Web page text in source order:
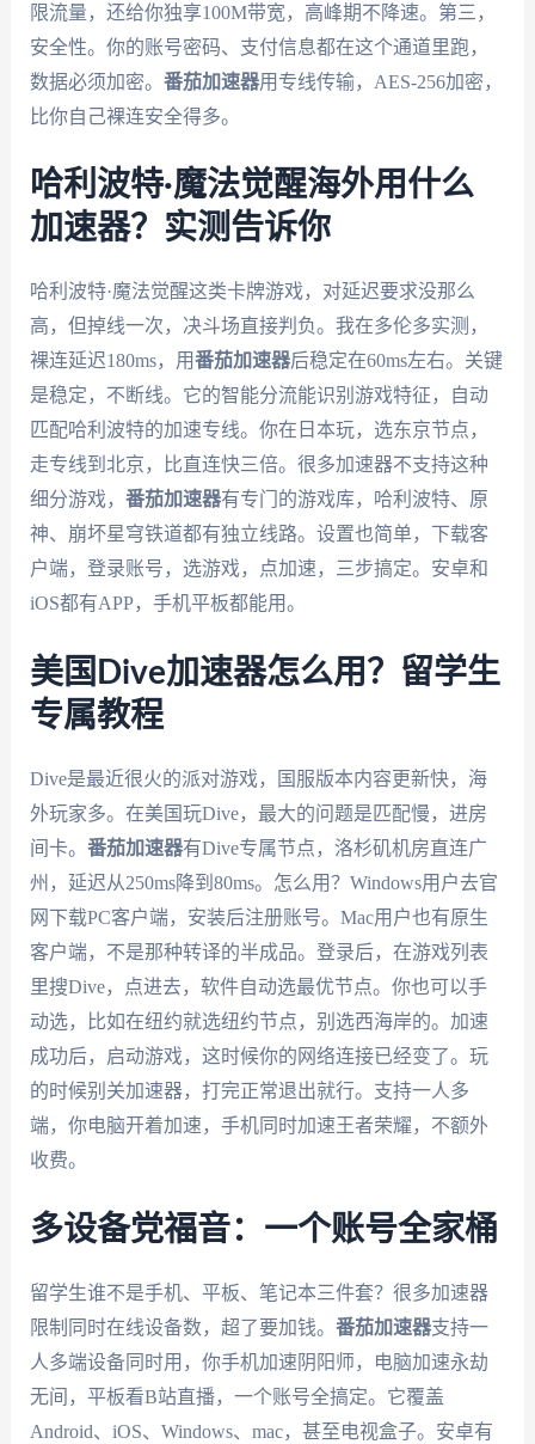
限流量，还给你独享100M带宽，高峰期不降速。第三，
安全性。你的账号密码、支付信息都在这个通道里跑，
数据必须加密。 番茄加速器用专线传输，AES-256加密，
比你自己裸连安全得多。
哈利波特·魔法觉醒海外用什么
加速器？实测告诉你
哈利波特·魔法觉醒这类卡牌游戏，对延迟要求没那么
高，但掉线一次，决斗场直接判负。我在多伦多实测，
裸连延迟180ms，用番茄加速器后稳定在60ms左右。关键
是稳定，不断线。它的智能分流能识别游戏特征，自动
匹配哈利波特的加速专线。你在日本玩，选东京节点，
走专线到北京，比直连快三倍。很多加速器不支持这种
细分游戏， 番茄加速器有专门的游戏库，哈利波特、原
神、崩坏星穹铁道都有独立线路。设置也简单，下载客
户端，登录账号，选游戏，点加速，三步搞定。安卓和
iOS都有APP，手机平板都能用。
美国Dive加速器怎么用？留学生
专属教程
Dive是最近很火的派对游戏，国服版本内容更新快，海
外玩家多。在美国玩Dive，最大的问题是匹配慢，进房
间卡。 番茄加速器有Dive专属节点，洛杉矶机房直连广
州，延迟从250ms降到80ms。怎么用？Windows用户去官
网下载PC客户端，安装后注册账号。Mac用户也有原生
客户端，不是那种转译的半成品。登录后，在游戏列表
里搜Dive，点进去，软件自动选最优节点。你也可以手
动选，比如在纽约就选纽约节点，别选西海岸的。加速
成功后，启动游戏，这时候你的网络连接已经变了。玩
的时候别关加速器，打完正常退出就行。支持一人多
端，你电脑开着加速，手机同时加速王者荣耀，不额外
收费。
多设备党福音：一个账号全家桶
留学生谁不是手机、平板、笔记本三件套？很多加速器
限制同时在线设备数，超了要加钱。 番茄加速器支持一
人多端设备同时用，你手机加速阴阳师，电脑加速永劫
无间，平板看B站直播，一个账号全搞定。它覆盖
Android、iOS、Windows、mac，甚至电视盒子。安卓有